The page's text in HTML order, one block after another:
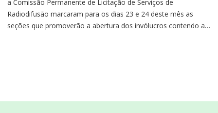
a Comissão Permanente de Licitação de Serviços de
Radiodifusão marcaram para os dias 23 e 24 deste mês as
seções que promoverão a abertura dos invólucros contendo as